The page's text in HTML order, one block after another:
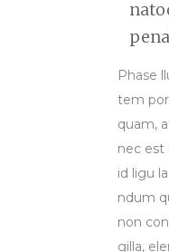
Phase
tem
quam,
nec est
id ligu
ndum
non
gilla,